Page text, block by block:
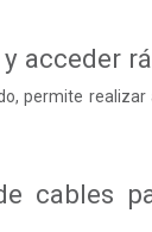
acceder
permite
cables